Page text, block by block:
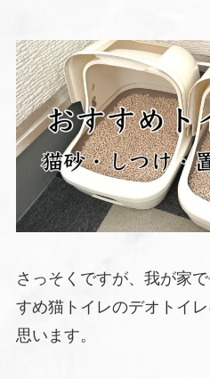
さっそくですが、我が家
すめ猫トイレのデオトイ
思います。